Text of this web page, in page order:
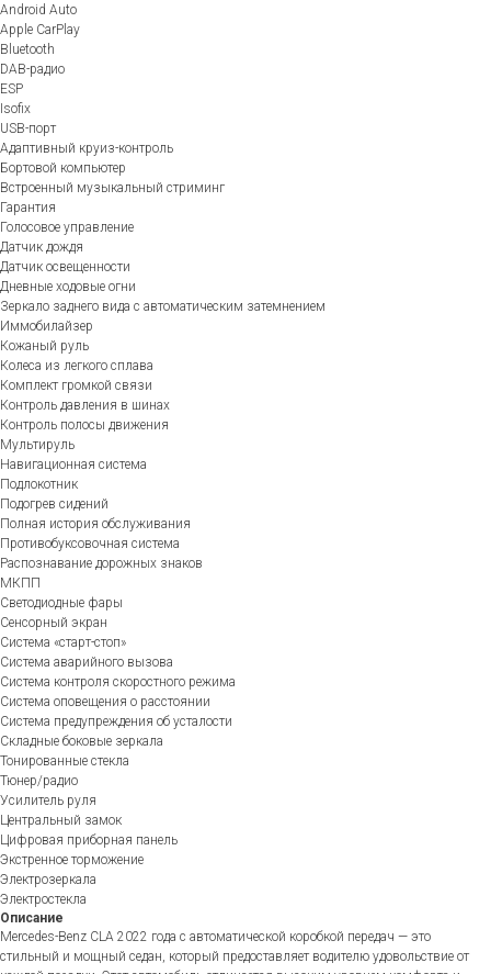
Android Auto
Apple CarPlay
Bluetooth
DAB-радио
ESP
Isofix
USB-порт
Адаптивный круиз-контроль
Бортовой компьютер
Встроенный музыкальный стриминг
Гарантия
Голосовое управление
Датчик дождя
Датчик освещенности
Дневные ходовые огни
Зеркало заднего вида с автоматическим затемнением
Иммобилайзер
Кожаный руль
Колеса из легкого сплава
Комплект громкой связи
Контроль давления в шинах
Контроль полосы движения
Мультируль
Навигационная система
Подлокотник
Подогрев сидений
Полная история обслуживания
Противобуксовочная система
Распознавание дорожных знаков
МКПП
Светодиодные фары
Сенсорный экран
Система «старт-стоп»
Система аварийного вызова
Система контроля скоростного режима
Система оповещения о расстоянии
Система предупреждения об усталости
Складные боковые зеркала
Тонированные стекла
Тюнер/радио
Усилитель руля
Центральный замок
Цифровая приборная панель
Экстренное торможение
Электрозеркала
Электростекла
Описание
Mercedes-Benz CLA 2022 года с автоматической коробкой передач — это
стильный и мощный седан, который предоставляет водителю удовольствие от